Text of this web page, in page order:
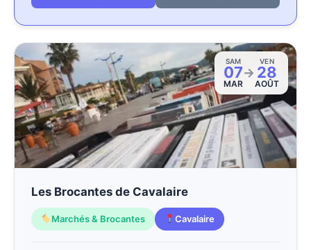
SAM
07
MAR
→
VEN
28
AOÛT
Les Brocantes de Cavalaire
Marchés & Brocantes Cavalaire